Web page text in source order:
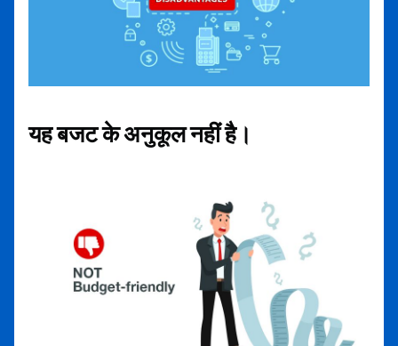
यह बजट के अनुकूल नहीं है।